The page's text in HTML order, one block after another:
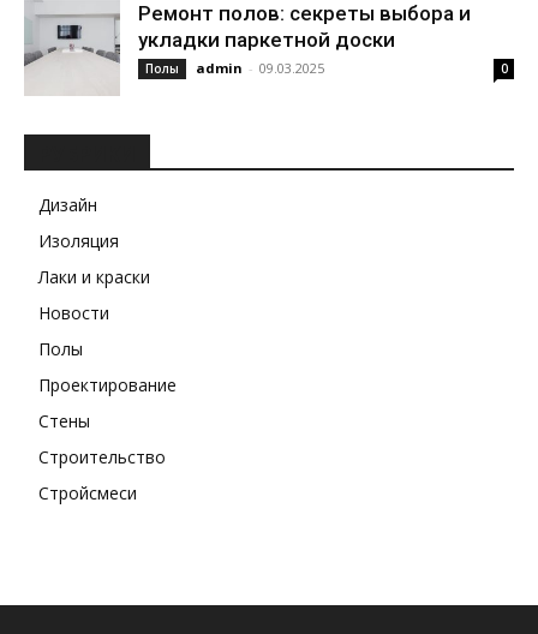
Ремонт полов: секреты выбора и
укладки паркетной доски
Полы admin - 09.03.2025 0
Дизайн
Изоляция
Лаки и краски
Новости
Полы
Проектирование
Стены
Строительство
Стройсмеси